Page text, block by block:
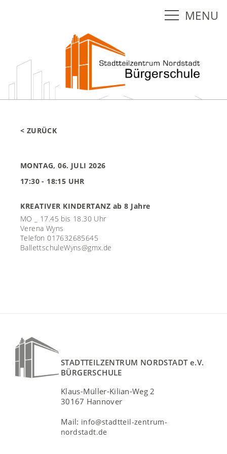
< ZURÜCK
MONTAG, 06. JULI 2026
17:30 - 18:15 UHR
KREATIVER KINDERTANZ ab 8 Jahre
MO _ 17.45 bis 18.30 Uhr
Verena Wyns
Telefon 017632685645
BallettschuleWyns@gmx.de
STADTTEILZENTRUM NORDSTADT e.V.
BÜRGERSCHULE
Klaus-Müller-Kilian-Weg 2
30167 Hannover
Mail: info@stadtteil-zentrum-
nordstadt.de
MENU